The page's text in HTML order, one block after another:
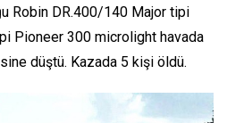
Robin DR.400/140 Major tipi
Pioneer 300 microlight havada
düştü. Kazada 5 kişi öldü.